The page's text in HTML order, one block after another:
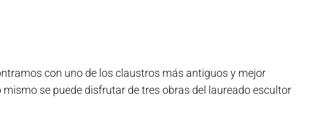
con uno de los claustros más antiguos y mejor
se puede disfrutar de tres obras del laureado escultor